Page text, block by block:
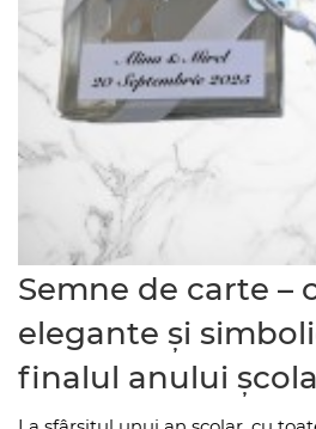
Semne de carte –
elegante și
finalul anului